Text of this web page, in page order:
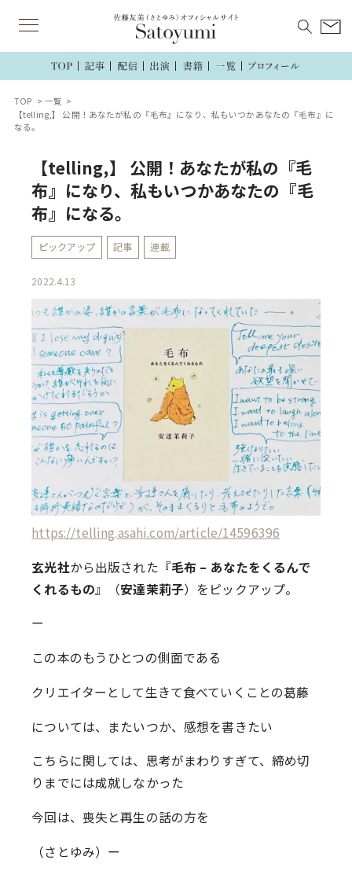
TOP
一覧
【telling,】 公開！あなたが私の『毛布』になり、私もいつかあなたの『毛布』に
なる。
【telling,】 公開！あなたが私の『毛
布』になり、私もいつかあなたの『毛
布』になる。
ピックアップ 記事 連載
2022.4.13
https://telling.asahi.com/article/14596396
玄光社から出版された『毛布 – あなたをくるんで
くれるもの』（安達茉莉子）をピックアップ。
ー
この本のもうひとつの側面である
クリエイターとして生きて食べていくことの葛藤
については、またいつか、感想を書きたい
こちらに関しては、思考がまわりすぎて、締め切
りまでには成就しなかった
今回は、喪失と再生の話の方を
（さとゆみ）ー